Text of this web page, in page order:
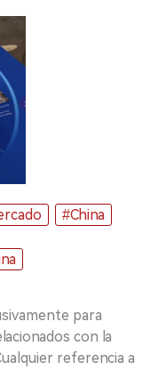
#China
para
con la
referencia a